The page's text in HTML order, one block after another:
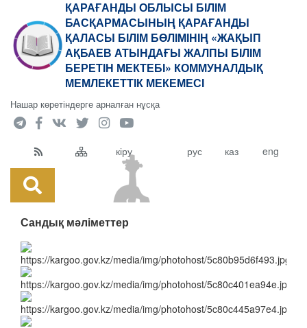
ҚАРАҒАНДЫ ОБЛЫСЫ БІЛІМ
БАСҚАРМАСЫНЫҢ ҚАРАҒАНДЫ
ҚАЛАСЫ БІЛІМ БӨЛІМІНІҢ «ЖАҚЫП
АҚБАЕВ АТЫНДАҒЫ ЖАЛПЫ БІЛІМ
БЕРЕТІН МЕКТЕБІ» КОММУНАЛДЫҚ
МЕМЛЕКЕТТІК МЕКЕМЕСІ
Нашар көретіндерге арналған нұсқа
кіру рус каз eng
Сандық мәліметтер